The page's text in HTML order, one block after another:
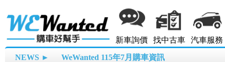
新車詢價 找中古車 汽車服務
NEWS ► WeWanted 115年7月購車資訊